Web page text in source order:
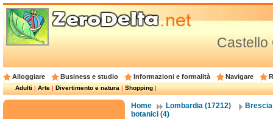
Castello
Alloggiare Business e studio Informazioni e formalità Navigare
Adulti|Arte|Divertimento e natura|Shopping|
Home Lombardia (17212)
botanici (4)